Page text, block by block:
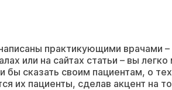
практикующими врачами –
или на сайтах статьи – вы
бы сказать своим пациентам, о
их пациенты, сделав акцент на